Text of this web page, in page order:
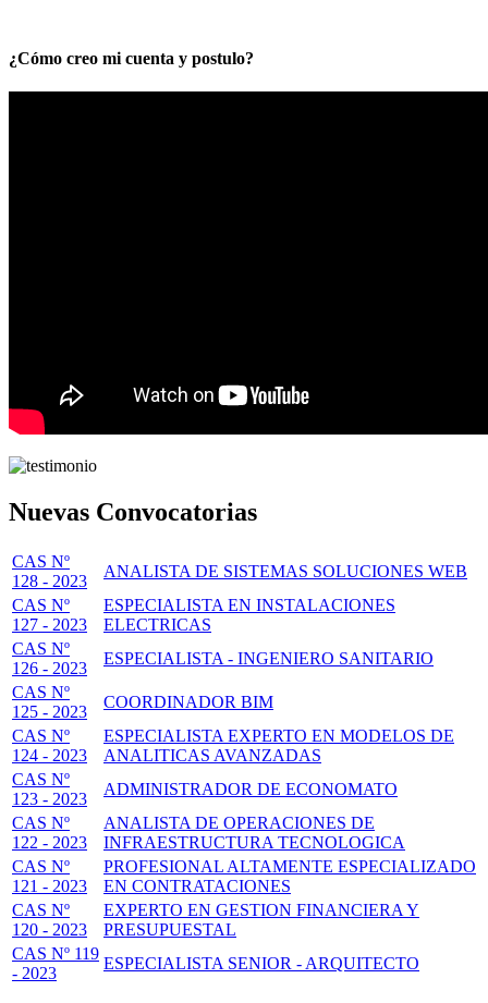
¿Cómo creo mi cuenta y postulo?
Nuevas Convocatorias
CAS Nº
128 - 2023
ANALISTA DE SISTEMAS SOLUCIONES WEB
CAS Nº
127 - 2023
ESPECIALISTA EN INSTALACIONES
ELECTRICAS
CAS Nº
126 - 2023
ESPECIALISTA - INGENIERO SANITARIO
CAS Nº
125 - 2023
COORDINADOR BIM
CAS Nº
124 - 2023
ESPECIALISTA EXPERTO EN MODELOS DE
ANALITICAS AVANZADAS
CAS Nº
123 - 2023
ADMINISTRADOR DE ECONOMATO
CAS Nº
122 - 2023
ANALISTA DE OPERACIONES DE
INFRAESTRUCTURA TECNOLOGICA
CAS Nº
121 - 2023
PROFESIONAL ALTAMENTE ESPECIALIZADO
EN CONTRATACIONES
CAS Nº
120 - 2023
EXPERTO EN GESTION FINANCIERA Y
PRESUPUESTAL
CAS Nº 119
- 2023
ESPECIALISTA SENIOR - ARQUITECTO